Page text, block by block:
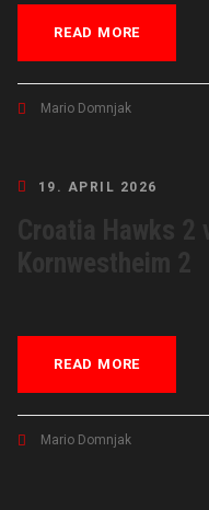
READ MORE
Mario Domnjak
19. APRIL 2026
READ MORE
Mario Domnjak